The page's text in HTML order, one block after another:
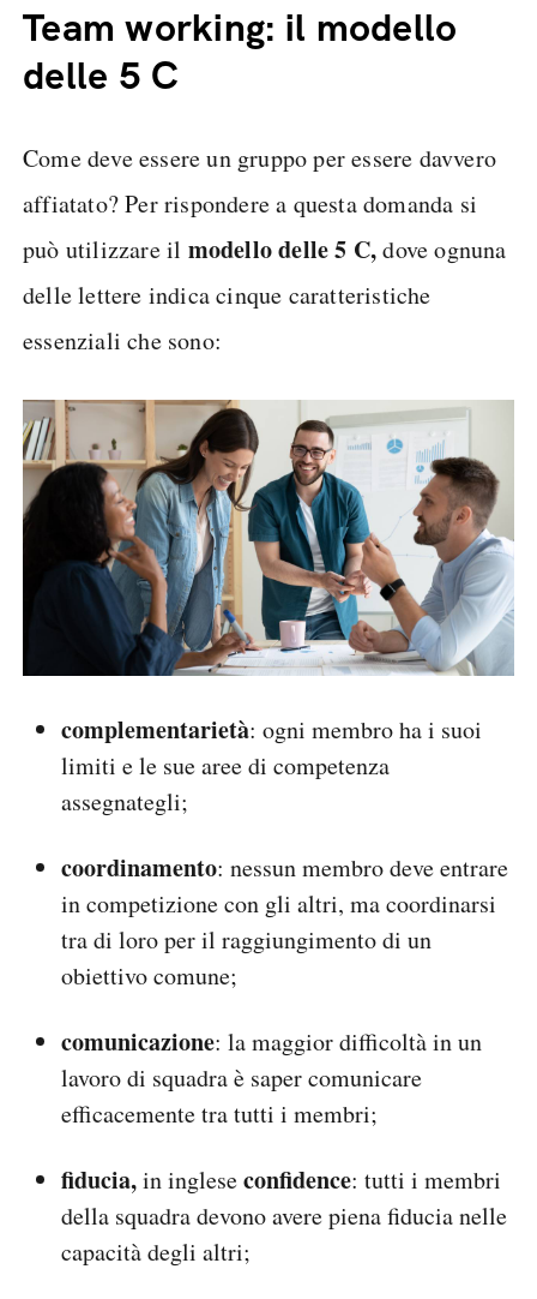
Team working: il modello
delle 5 C
Come deve essere un gruppo per essere davvero
affiatato? Per rispondere a questa domanda si
può utilizzare il modello delle 5 C,dove ognuna
delle lettere indica cinque caratteristiche
essenziali che sono:
complementarietà: ogni membro ha i suoi
limiti e le sue aree di competenza
assegnategli;
coordinamento: nessun membro deve entrare
in competizione con gli altri, ma coordinarsi
tra di loro per il raggiungimento di un
obiettivo comune;
comunicazione: la maggior difficoltà in un
lavoro di squadra è saper comunicare
efficacemente tra tutti i membri;
fiducia,in ingleseconfidence: tutti i membri
della squadra devono avere piena fiducia nelle
capacità degli altri;